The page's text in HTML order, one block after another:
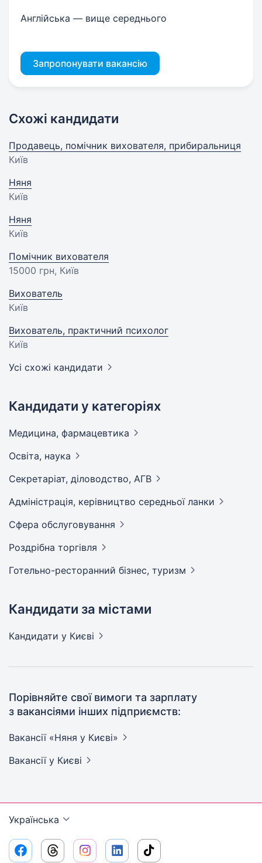
Англійська — вище середнього
Запропонувати вакансію
Схожі кандидати
Продавець, помічник вихователя, прибиральниця
Київ
Няня
Київ
Няня
Київ
Помічник вихователя
15000 грн, Київ
Вихователь
Київ
Вихователь, практичний психолог
Київ
Усі схожі кандидати
Кандидати у категоріях
Медицина, фармацевтика
Освіта, наука
Секретаріат, діловодство, АГВ
Адмiнiстрацiя, керівництво середньої ланки
Сфера обслуговування
Роздрібна торгівля
Готельно-ресторанний бізнес, туризм
Кандидати за містами
Кандидати у Києві
Порівняйте свої вимоги та зарплату
з вакансіями інших підприємств:
Вакансії «Няня у Києві»
Вакансії у Києві
Українська